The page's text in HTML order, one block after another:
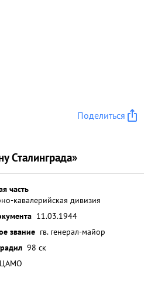
Поделиться
Сталинграда»
часть
кавалерийская дивизия
11.03.1944
звание гв. генерал-майор
98 ск
ЦАМО